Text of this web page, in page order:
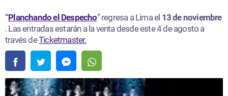
“Planchando el Despecho” regresa a Lima el 13 de noviembre
. Las entradas estarán a la venta desde este 4 de agosto a
través deTicketmaster.